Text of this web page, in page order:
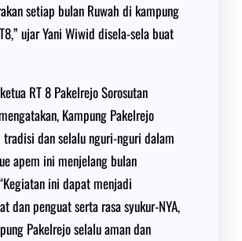
setiap bulan Ruwah di kampung
ujar Yani Wiwid disela-sela buat
RT 8 Pakelrejo Sorosutan
Kampung Pakelrejo
tradisi dan selalu nguri-nguri dalam
apem ini menjelang bulan
ini dapat menjadi
dan penguat serta rasa syukur-NYA,
Pakelrejo selalu aman dan